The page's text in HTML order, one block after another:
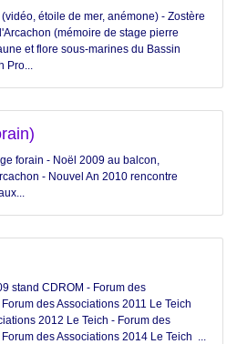
étoile de mer, anémone) - Zostère
(mémoire de stage pierre
et flore sous-marines du Bassin
Pro...
forain - Noël 2009 au balcon,
- Nouvel An 2010 rencontre
stand CDROM - Forum des
des Associations 2011 Le Teich
2012 Le Teich - Forum des
des Associations 2014 Le Teich ...